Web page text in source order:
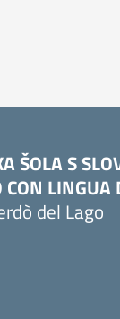
ŠOLA S
CON
del Lago